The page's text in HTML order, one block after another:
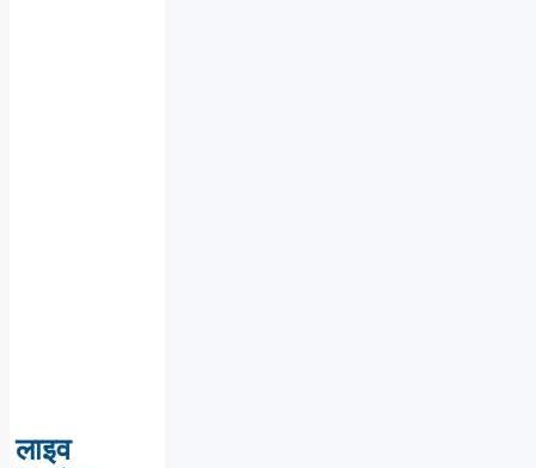
लाइव